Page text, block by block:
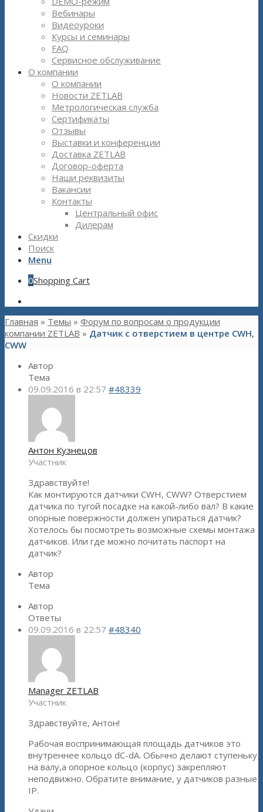
Вебинары
Видеоуроки
Курсы и семинары
FAQ
Сервисное обслуживание
О компании
О компании
Новости ZETLAB
Метрологическая служба
Сертификаты
Отзывы
Выставки и конференции
Доставка ZETLAB
Договор-оферта
Наши реквизиты
Вакансии
Контакты
Центральный офис
Дилерам
Скидки
Поиск
Menu
0Shopping Cart
Главная » Темы » Форум по вопросам о продукции
компании ZETLAB » Датчик с отверстием в центре СWH,
CWW
Автор
Тема
09.09.2016 в 22:57 #48339
Антон Кузнецов
Участник
Здравствуйте!
Как монтируются датчики СWH, CWW? Отверстием
датчика по тугой посадке на какой-либо вал? В какие
опорные повержности должен упираться датчик?
Хотелось бы посмотреть возможные схемы монтажа
датчиков. Или где можно почитать паспорт на
датчик?
Автор
Тема
Автор
Ответы
09.09.2016 в 22:57 #48340
Manager ZETLAB
Участник
Здравствуйте, Антон!
Рабочая воспринимающая площадь датчиков это
внутреннее кольцо dC-dA. Обычно делают ступеньку
на валу,а опорное кольцо (корпус) закрепляют
неподвижно. Обратите внимание, у датчиков разные
IP.